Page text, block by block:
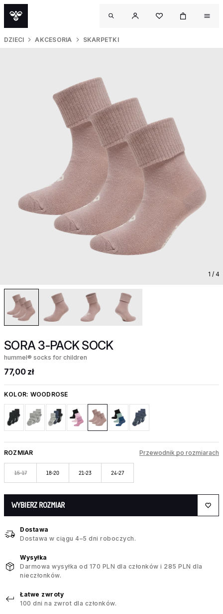
DZIECI AKCESORIA SKARPETKI
1 / 4
SORA 3-PACK SOCK
hummel® socks for children
77,00 zł
KOLOR: WOODROSE
ROZMIAR Przewodnik po rozmiarach
15-17 18-20 21-23 24-27
WYBIERZ ROZMIAR
Dostawa
Dostawa w ciągu 4–5 dni roboczych.
Wysyłka
Darmowa wysyłka od 170 PLN dla członków i 285 PLN dla
nieczłonków.
Łatwe zwroty
100 dni na zwrot dla członków.